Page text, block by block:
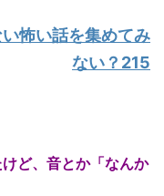
怖い話を集めてみ
ない？215
ど、音とか「なんか